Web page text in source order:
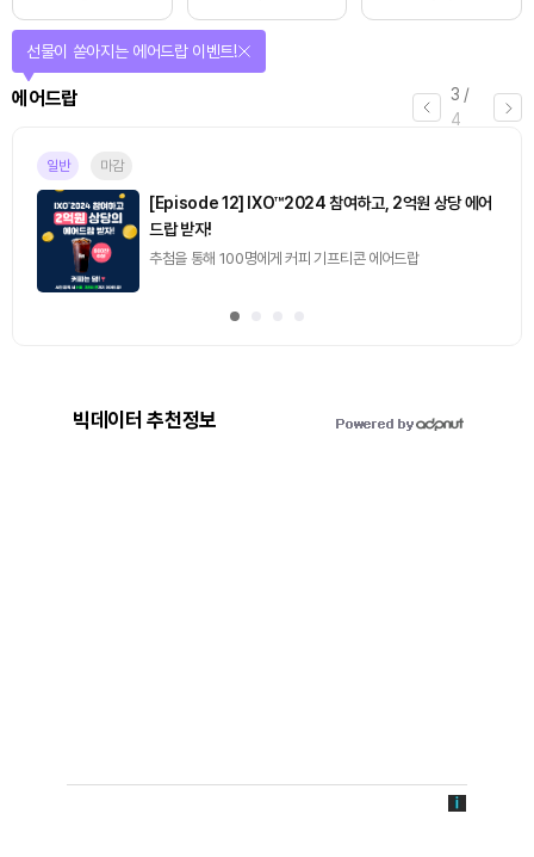
3 /
4
에어드랍
선물이 쏟아지는 에어드랍 이벤트!
일반 마감
[Episode 12] IXO™2024 참여하고, 2억원 상당 에어
드랍 받자!
추첨을 통해 100명에게 커피 기프티콘 에어드랍
빅데이터 추천정보